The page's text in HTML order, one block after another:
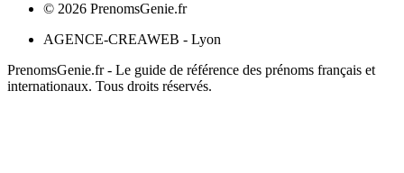
© 2026 PrenomsGenie.fr
AGENCE-CREAWEB - Lyon
PrenomsGenie.fr - Le guide de référence des prénoms français et
internationaux. Tous droits réservés.